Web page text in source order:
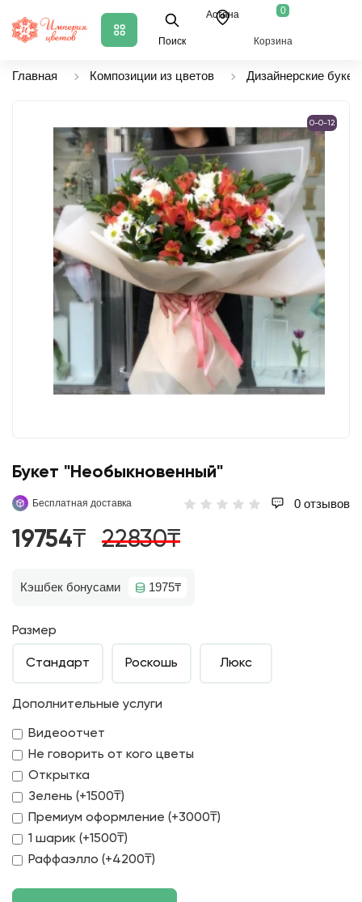
Поиск
Астана 0
Корзина
Главная Композиции из цветов Дизайнерские
0-0-12
Букет "Необыкновенный"
Бесплатная доставка 0 отзывов
19754₸ 22830₸
Кэшбек бонусами 1975₸
Размер
Стандарт Роскошь Люкс
Дополнительные услуги
Видеоотчет
Не говорить от кого цветы
Открытка
Зелень (+1500₸)
Премиум оформление (+3000₸)
1 шарик (+1500₸)
Раффаэлло (+4200₸)